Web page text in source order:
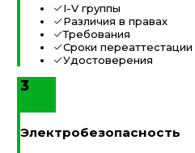
I-V группы
Различия в правах
Требования
Сроки переаттестации
Удостоверения
3
Электробезопасность